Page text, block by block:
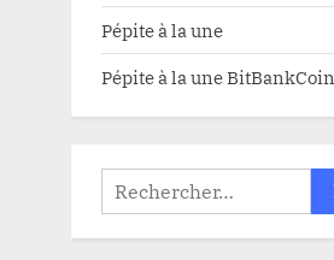
Pépite à la une
Pépite à la une BitBankCoin
Rechercher :